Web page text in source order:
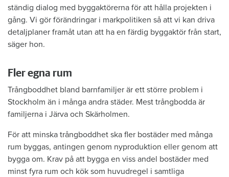
ständig dialog med byggaktörerna för att hålla projekten i
gång. Vi gör förändringar i markpolitiken så att vi kan driva
detaljplaner framåt utan att ha en färdig byggaktör från start,
säger hon.
Fler egna rum
Trångboddhet bland barnfamiljer är ett större problem i
Stockholm än i många andra städer. Mest trångbodda är
familjerna i Järva och Skärholmen.
För att minska trångboddhet ska fler bostäder med många
rum byggas, antingen genom nyproduktion eller genom att
bygga om. Krav på att bygga en viss andel bostäder med
minst fyra rum och kök som huvudregel i samtliga